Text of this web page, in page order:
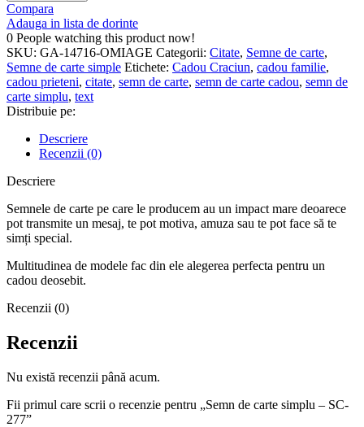
Compara
Adauga in lista de dorinte
0 People watching this product now!
SKU: GA-14716-OMIAGE Categorii: Citate, Semne de carte,
Semne de carte simple Etichete: Cadou Craciun, cadou familie,
cadou prieteni, citate, semn de carte, semn de carte cadou, semn de
carte simplu, text
Distribuie pe:
Descriere
Recenzii (0)
Descriere
Semnele de carte pe care le producem au un impact mare deoarece
pot transmite un mesaj, te pot motiva, amuza sau te pot face să te
simți special.
Multitudinea de modele fac din ele alegerea perfecta pentru un
cadou deosebit.
Recenzii (0)
Recenzii
Nu există recenzii până acum.
Fii primul care scrii o recenzie pentru „Semn de carte simplu – SC-
277”